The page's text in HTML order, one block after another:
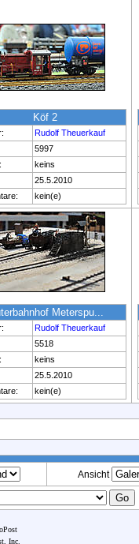
Köf 2
Rudolf Theuerkauf
5997
keins
25.5.2010
kein(e)
Meterspu...
Rudolf Theuerkauf
5518
keins
25.5.2010
kein(e)
Ansicht
Inc.